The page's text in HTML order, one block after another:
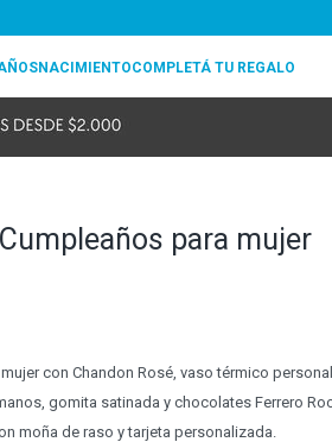
NACIMIENTOCOMPLETÁ TU REGALO
para mujer
con Chandon Rosé, vaso térmico
gomita satinada y chocolates Ferrero
moña de raso y tarjeta personalizada.